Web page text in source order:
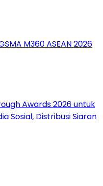
M360 ASEAN 2026
Awards 2026 untuk
Sosial, Distribusi Siaran